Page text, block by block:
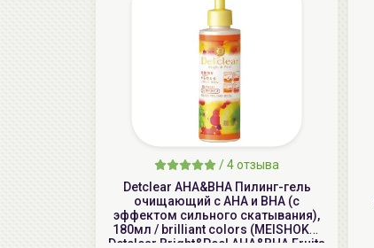
/4 отзыва
Detclear AHA&BHA Пилинг-гель
очищающий с AHA и BHA (с
эффектом сильного скатывания),
180мл / brilliant colors (MEISHOKU)
Detclear Bright&Peel AHA&BHA Fruits